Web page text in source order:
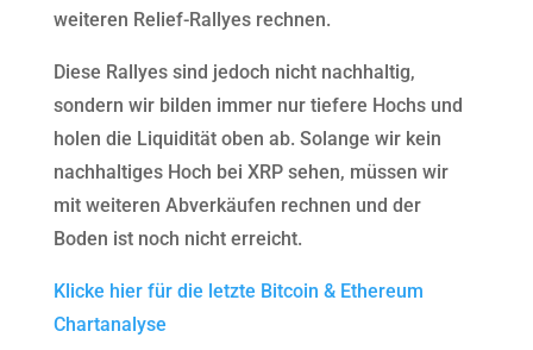
weiteren Relief-Rallyes rechnen.
Diese Rallyes sind jedoch nicht nachhaltig,
sondern wir bilden immer nur tiefere Hochs und
holen die Liquidität oben ab. Solange wir kein
nachhaltiges Hoch bei XRP sehen, müssen wir
mit weiteren Abverkäufen rechnen und der
Boden ist noch nicht erreicht.
Klicke hier für die letzte Bitcoin & Ethereum
Chartanalyse